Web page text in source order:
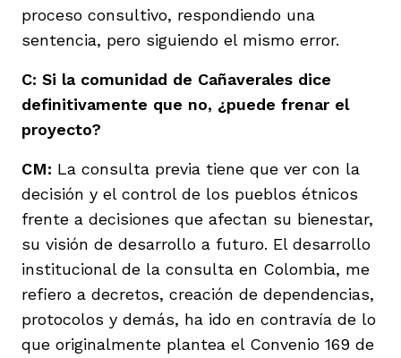
proceso consultivo, respondiendo una
sentencia, pero siguiendo el mismo error.
C: Si la comunidad de Cañaverales dice
definitivamente que no, ¿puede frenar el
proyecto?
CM: La consulta previa tiene que ver con la
decisión y el control de los pueblos étnicos
frente a decisiones que afectan su bienestar,
su visión de desarrollo a futuro. El desarrollo
institucional de la consulta en Colombia, me
refiero a decretos, creación de dependencias,
protocolos y demás, ha ido en contravía de lo
que originalmente plantea el Convenio 169 de